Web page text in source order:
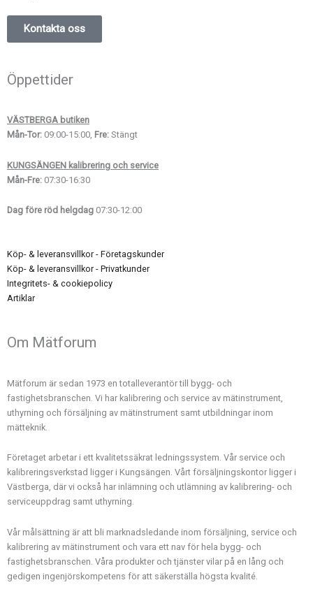
Om Mätforum
Mätforum är sedan 1973 en totalleverantör till bygg- och
fastighetsbranschen. Vi har kalibrering och service av mätinstrument,
uthyrning och försäljning av mätinstrument samt utbildningar inom
mätteknik.
Företaget arbetar i ett kvalitetssäkrat ledningssystem. Vår service och
kalibreringsverkstad ligger i Kungsängen. Vårt försäljningskontor ligger i
Västberga, där vi också har inlämning och utlämning av kalibrering- och
serviceuppdrag samt uthyrning.
Vår målsättning är att bli marknadsledande inom försäljning, service och
kalibrering av mätinstrument och vara ett nav för hela bygg- och
fastighetsbranschen. Våra produkter och tjänster vilar på en lång och
gedigen ingenjörskompetens för att säkerställa högsta kvalité.
Öppettider
VÄSTBERGA butiken
Mån-Tor: 09:00-15:00, Fre: Stängt
KUNGSÄNGEN kalibrering och service
Mån-Fre: 07:30-16:30
Dag före röd helgdag 07:30-12:00
Köp- & leveransvillkor - Företagskunder
Köp- & leveransvillkor - Privatkunder
Integritets- & cookiepolicy
Artiklar
Kontakta oss